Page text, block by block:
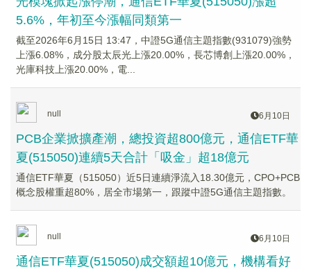
5.6%，年初至今漲幅同類第一
截至2026年6月15日 13:47，中證5G通信主題指數(931079)強勢
上漲6.08%，成分股太辰光上漲20.00%，長芯博創上漲20.00%，
光庫科技上漲20.00%，電...
null 6月10日
PCB企業掀擴產潮，總投資超800億元，通信ETF華
夏(515050)連續5天合計「吸金」超18億元
通信ETF華夏（515050）近5日連續淨流入18.30億元，CPO+PCB
概念股權重超80%，居全市場第一，跟蹤中證5G通信主題指數。
null 6月10日
通信ETF華夏(515050)成交額超10億元，機構看好